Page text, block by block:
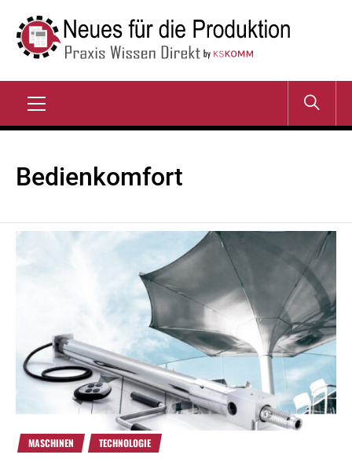
Inhalt
springen
NEUES FÜR DIE
PRODUKTION
Bedienkomfort
MASCHINEN TECHNOLOGIE